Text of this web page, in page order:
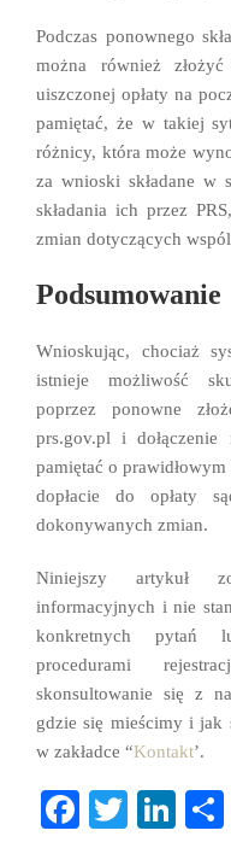
Podczas ponownego
można również
uiszczonej opłaty na
pamiętać, że w takiej
różnicy, która może
za wnioski składane w
składania ich przez
zmian dotyczących
Podsumowanie
Wnioskując, chociaż
istnieje możliwość
poprzez ponowne
prs.gov.pl i dołączenie
pamiętać o
dopłacie do opłaty
dokonywanych zmian.
Niniejszy artykuł
informacyjnych i nie
konkretnych pytań
procedurami
skonsultowanie się z
gdzie się mieścimy i jak
w zakładce “Kontakt’.
Fa
T
Li